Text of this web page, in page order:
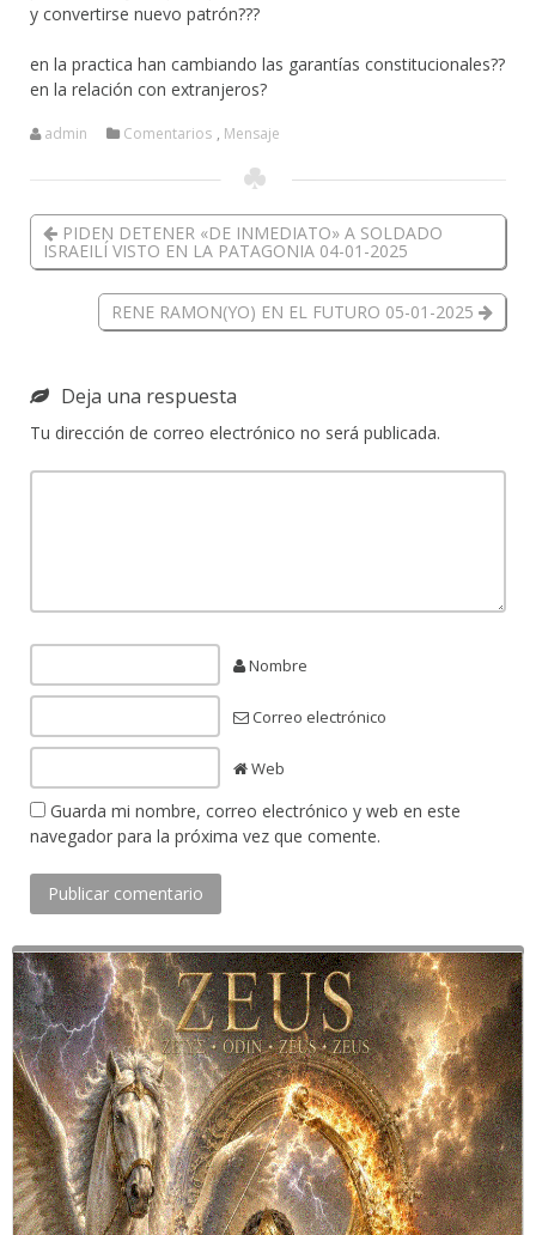
y convertirse nuevo patrón???
en la practica han cambiando las garantías constitucionales??
en la relación con extranjeros?
admin Comentarios , Mensaje
PIDEN DETENER «DE INMEDIATO» A SOLDADO
ISRAEILÍ VISTO EN LA PATAGONIA 04-01-2025
RENE RAMON(YO) EN EL FUTURO 05-01-2025
Deja una respuesta
Tu dirección de correo electrónico no será publicada.
Nombre
Correo electrónico
Web
Guarda mi nombre, correo electrónico y web en este
navegador para la próxima vez que comente.